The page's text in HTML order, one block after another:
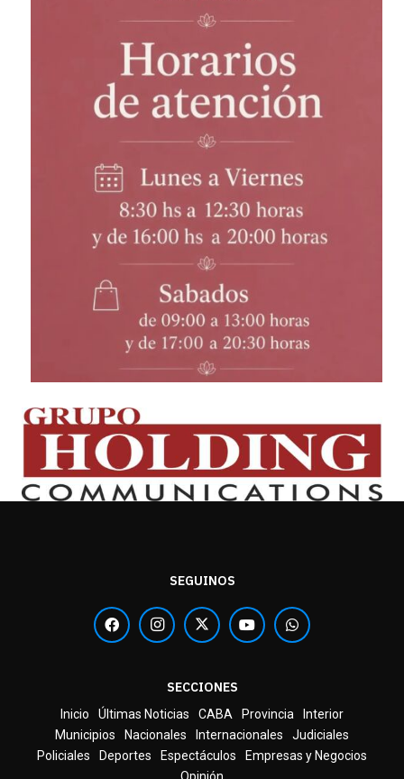
SEGUINOS
SECCIONES
Inicio Últimas Noticias CABA Provincia
Interior
Municipios
Nacionales Internacionales
Judiciales
Policiales
Deportes Espectáculos
Empresas y Negocios
Opinión